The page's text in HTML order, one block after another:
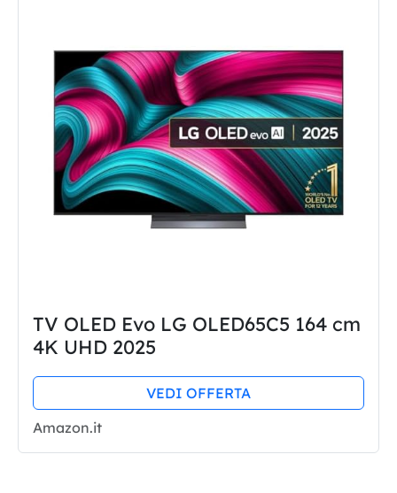
TV OLED Evo LG OLED65C5 164 cm
4K UHD 2025
VEDI OFFERTA
Amazon.it